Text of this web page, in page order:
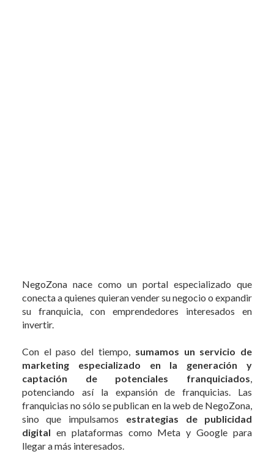
NegoZona nace como un portal especializado que
conecta a quienes quieran vender su negocio o expandir
su franquicia, con emprendedores interesados en
invertir.
Con el paso del tiempo, sumamos un servicio de
marketing especializado en la generación y
captación de potenciales franquiciados
potenciando así la expansión de franquicias. Las
franquicias no sólo se publican en la web de NegoZona,
sino que impulsamos estrategias de publicidad
digital en plataformas como Meta y Google para
llegar a más interesados.